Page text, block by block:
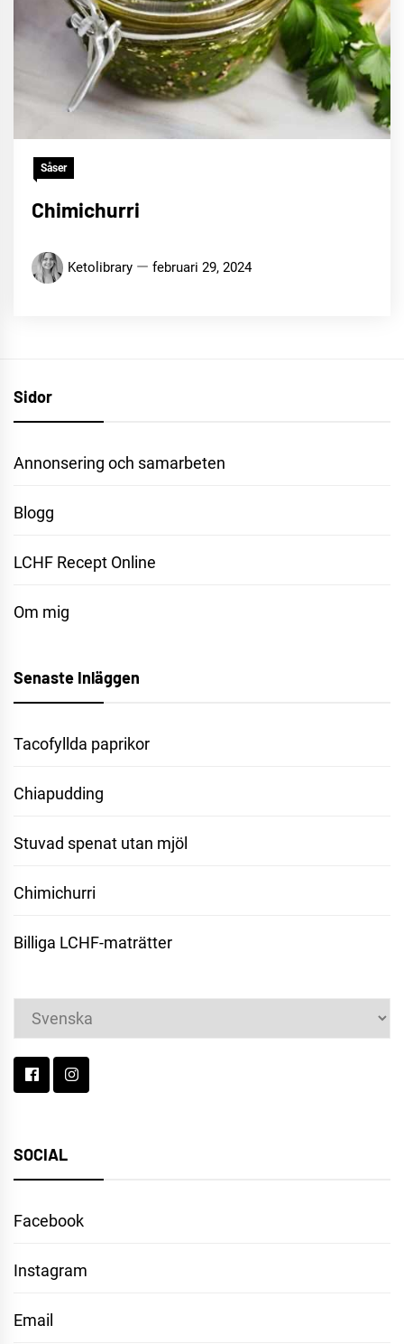
Såser
Chimichurri
Ketolibrary februari 29, 2024
Sidor
Annonsering och samarbeten
Blogg
LCHF Recept Online
Om mig
Senaste Inläggen
Tacofyllda paprikor
Chiapudding
Stuvad spenat utan mjöl
Chimichurri
Billiga LCHF-maträtter
Välj
ett
språk
SOCIAL
Facebook
Instagram
Email